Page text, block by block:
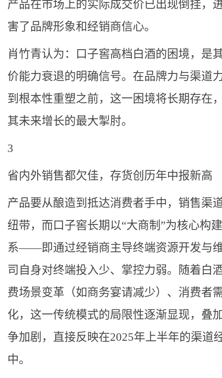
产品在市场上的实际成交价已出现倒挂，
害了品牌形象和经销商信心。
肖竹青认为：口子窖高档白酒的困境，是
价能力衰退的明确信号。在品牌力与渠道
到根本性重塑之前，这一困境将长期存在
其未来增长的最大掣肘。
3
省内外销售都欠佳，存货创历年中报新高
产品要从酿造到抵达消费者手中，销售渠
纽带，而口子窖长期以“大商制”为核心构
系——即通过经销商主导终端资源开发与
司自身对终端投入少、掌控力弱。随着白
费场景变革（如商务宴请减少）、消费者
化，这一传统模式的局限性逐渐显现，叠
争加剧，直接反映在2025年上半年的渠道
中。